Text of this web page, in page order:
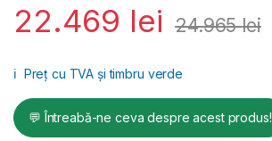
22.469 lei 24.965lei
ℹ️ Preț cu TVA și timbru verde
💬 Întreabă-ne ceva despre acest produs!